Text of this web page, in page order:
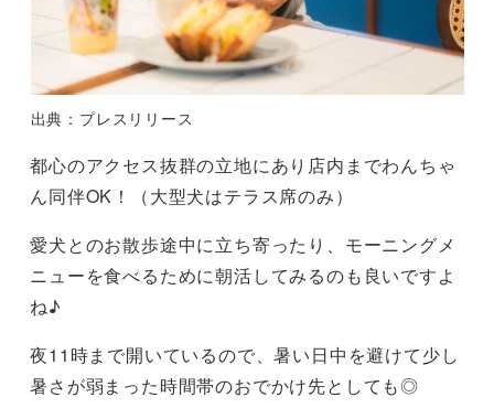
出典：プレスリリース
都心のアクセス抜群の立地にあり店内までわんちゃ
ん同伴OK！（大型犬はテラス席のみ）
愛犬とのお散歩途中に立ち寄ったり、モーニングメ
ニューを食べるために朝活してみるのも良いですよ
ね♪
夜11時まで開いているので、暑い日中を避けて少し
暑さが弱まった時間帯のおでかけ先としても◎